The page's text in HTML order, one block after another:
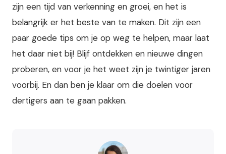
zijn een tijd van verkenning en groei, en het is
belangrijk er het beste van te maken. Dit zijn een
paar goede tips om je op weg te helpen, maar laat
het daar niet bij! Blijf ontdekken en nieuwe dingen
proberen, en voor je het weet zijn je twintiger jaren
voorbij. En dan ben je klaar om die doelen voor
dertigers aan te gaan pakken.